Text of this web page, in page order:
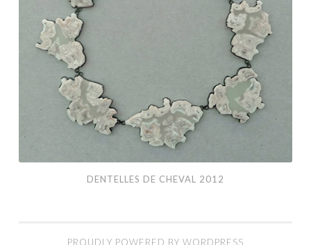
DENTELLES DE CHEVAL 2012
PROUDLY POWERED BY WORDPRESS